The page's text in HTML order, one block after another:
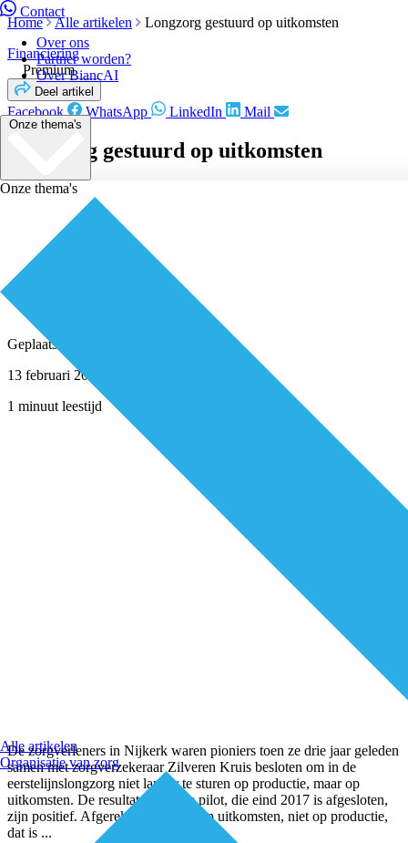
Contact
Over ons
Partner worden?
Over BiancAI
Onze thema's
Onze thema's
Alle artikelen
Organisatie van zorg
Home Alle artikelen
Longzorg gestuurd op uitkomsten
Financiering
Premium
Deel artikel
Facebook WhatsApp LinkedIn Mail
Longzorg gestuurd op uitkomsten
Geplaatst door
13 februari 2018
1 minuut leestijd
De zorgverleners in Nijkerk waren pioniers toen ze drie jaar geleden
samen met zorgverzekeraar Zilveren Kruis besloten om in de
eerstelijnslongzorg niet langer te sturen op productie, maar op
uitkomsten. De resultaten van de pilot, die eind 2017 is afgesloten,
zijn positief. Afgerekend worden op uitkomsten, niet op productie,
dat is ...